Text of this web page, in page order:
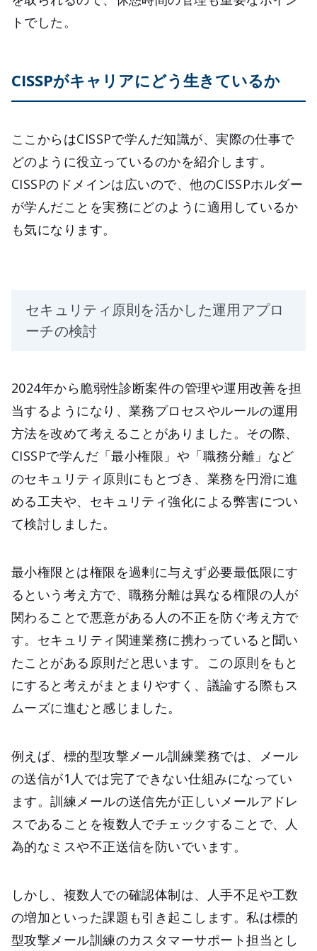
トでした。
CISSPがキャリアにどう生きているか
ここからはCISSPで学んだ知識が、実際の仕事で
どのように役立っているのかを紹介します。
CISSPのドメインは広いので、他のCISSPホルダー
が学んだことを実務にどのように適用しているか
も気になります。
セキュリティ原則を活かした運用アプロ
ーチの検討
2024年から脆弱性診断案件の管理や運用改善を担
当するようになり、業務プロセスやルールの運用
方法を改めて考えることがありました。その際、
CISSPで学んだ「最小権限」や「職務分離」など
のセキュリティ原則にもとづき、業務を円滑に進
める工夫や、セキュリティ強化による弊害につい
て検討しました。
最小権限とは権限を過剰に与えず必要最低限にす
るという考え方で、職務分離は異なる権限の人が
関わることで悪意がある人の不正を防ぐ考え方で
す。セキュリティ関連業務に携わっていると聞い
たことがある原則だと思います。この原則をもと
にすると考えがまとまりやすく、議論する際もス
ムーズに進むと感じました。
例えば、標的型攻撃メール訓練業務では、メール
の送信が1人では完了できない仕組みになってい
ます。訓練メールの送信先が正しいメールアドレ
スであることを複数人でチェックすることで、人
為的なミスや不正送信を防いでいます。
しかし、複数人での確認体制は、人手不足や工数
の増加といった課題も引き起こします。私は標的
型攻撃メール訓練のカスタマーサポート担当とし